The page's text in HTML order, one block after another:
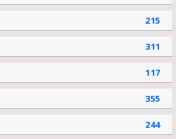
215
311
117
355
244